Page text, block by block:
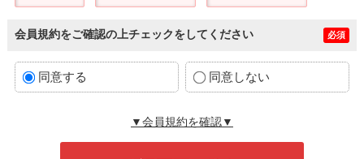
会員規約をご確認の上チェックをしてください 必須
同意する 同意しない
▼会員規約を確認▼